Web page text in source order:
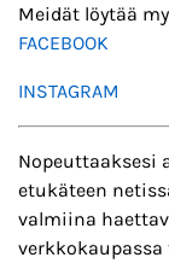
Meidät löytää
FACEBOOK
INSTAGRAM
Nopeuttaaksesi
etukäteen
valmiina